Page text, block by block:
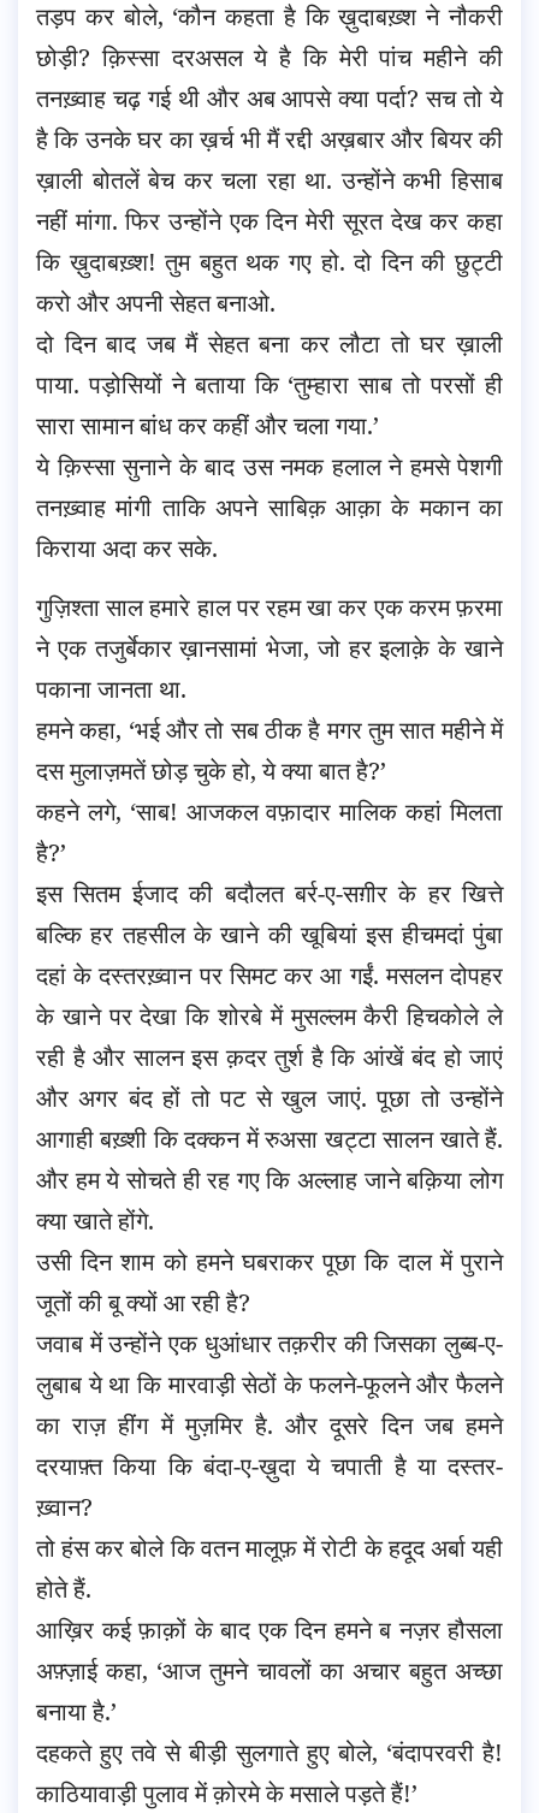
तड़प कर बोले, ‘कौन कहता है कि ख़ुदाबख़्श ने नौकरी
छोड़ी? क़िस्सा दरअसल ये है कि मेरी पांच महीने की
तनख़्वाह चढ़ गई थी और अब आपसे क्या पर्दा? सच तो ये
है कि उनके घर का ख़र्च भी मैं रद्दी अख़बार और बियर की
ख़ाली बोतलें बेच कर चला रहा था. उन्होंने कभी हिसाब
नहीं मांगा. फिर उन्होंने एक दिन मेरी सूरत देख कर कहा
कि ख़ुदाबख़्श! तुम बहुत थक गए हो. दो दिन की छुट्टी
करो और अपनी सेहत बनाओ.
दो दिन बाद जब मैं सेहत बना कर लौटा तो घर ख़ाली
पाया. पड़ोसियों ने बताया कि ‘तुम्हारा साब तो परसों ही
सारा सामान बांध कर कहीं और चला गया.’
ये क़िस्सा सुनाने के बाद उस नमक हलाल ने हमसे पेशगी
तनख़्वाह मांगी ताकि अपने साबिक़ आक़ा के मकान का
किराया अदा कर सके.
गुज़िश्ता साल हमारे हाल पर रहम खा कर एक करम फ़रमा
ने एक तजुर्बेकार ख़ानसामां भेजा, जो हर इलाक़े के खाने
पकाना जानता था.
हमने कहा, ‘भई और तो सब ठीक है मगर तुम सात महीने में
दस मुलाज़मतें छोड़ चुके हो, ये क्या बात है?’
कहने लगे, ‘साब! आजकल वफ़ादार मालिक कहां मिलता
है?’
इस सितम ईजाद की बदौलत बर्र-ए-सग़ीर के हर खित्ते
बल्कि हर तहसील के खाने की खूबियां इस हीचमदां पुंबा
दहां के दस्तरख़्वान पर सिमट कर आ गईं. मसलन दोपहर
के खाने पर देखा कि शोरबे में मुसल्लम कैरी हिचकोले ले
रही है और सालन इस क़दर तुर्श है कि आंखें बंद हो जाएं
और अगर बंद हों तो पट से खुल जाएं. पूछा तो उन्होंने
आगाही बख़्शी कि दक्कन में रुअसा खट्टा सालन खाते हैं.
और हम ये सोचते ही रह गए कि अल्लाह जाने बक़िया लोग
क्या खाते होंगे.
उसी दिन शाम को हमने घबराकर पूछा कि दाल में पुराने
जूतों की बू क्यों आ रही है?
जवाब में उन्होंने एक धुआंधार तक़रीर की जिसका लुब्ब-ए-
लुबाब ये था कि मारवाड़ी सेठों के फलने-फूलने और फैलने
का राज़ हींग में मुज़मिर है. और दूसरे दिन जब हमने
दरयाफ़्त किया कि बंदा-ए-ख़ुदा ये चपाती है या दस्तर-
ख़्वान?
तो हंस कर बोले कि वतन मालूफ़ में रोटी के हदूद अर्बा यही
होते हैं.
आख़िर कई फ़ाक़ों के बाद एक दिन हमने ब नज़र हौसला
अफ़्ज़ाई कहा, ‘आज तुमने चावलों का अचार बहुत अच्छा
बनाया है.’
दहकते हुए तवे से बीड़ी सुलगाते हुए बोले, ‘बंदापरवरी है!
काठियावाड़ी पुलाव में क़ोरमे के मसाले पड़ते हैं!’